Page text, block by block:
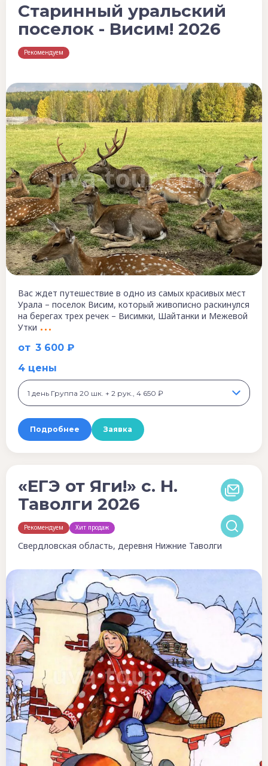
от 3 600 ₽
Старинный уральский
поселок - Висим! 2026
Рекомендуем
Вас ждет путешествие в одно из самых красивых мест
Урала – поселок Висим, который живописно раскинулся
на берегах трех речек – Висимки, Шайтанки и Межевой
Утки
4 цены
1 день Группа 20 шк. + 2 рук., 4 650 ₽
Подробнее Заявка
«ЕГЭ от Яги!» с. Н.
Таволги 2026
Рекомендуем Хит продаж
Свердловская область, деревня Нижние Таволги